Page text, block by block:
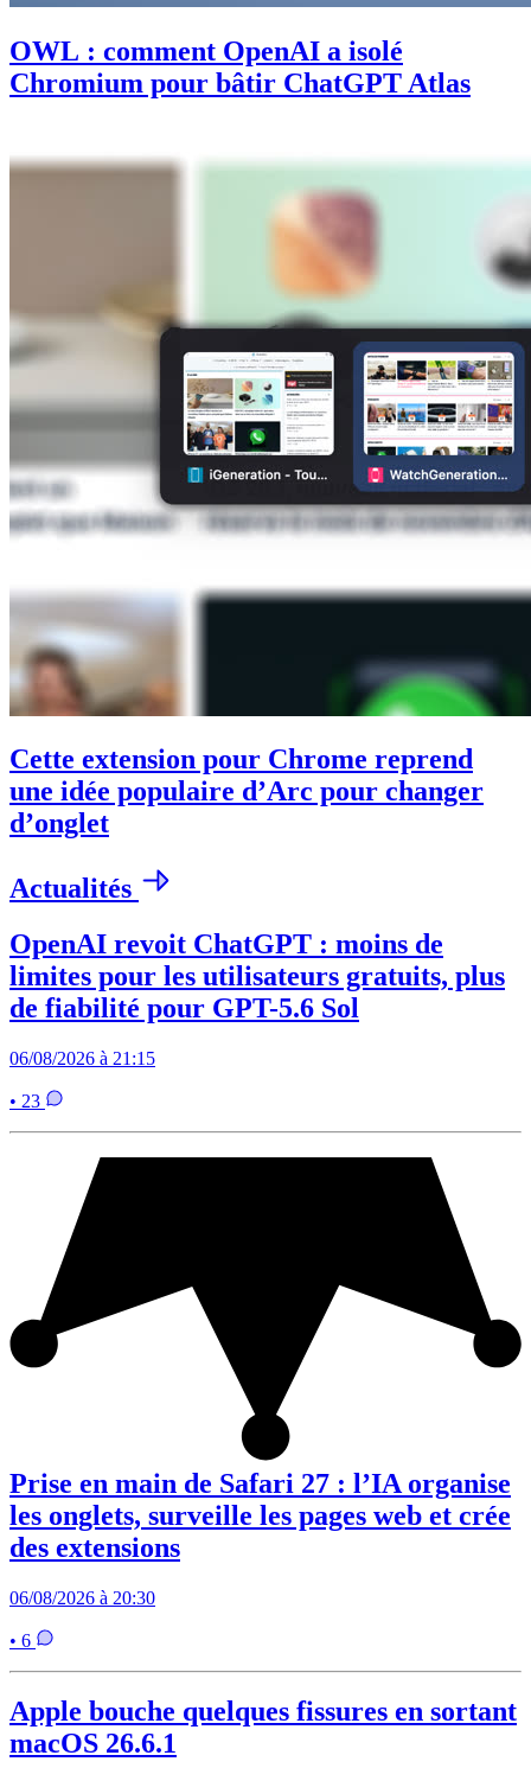
OWL : comment OpenAI a isolé
Chromium pour bâtir ChatGPT Atlas
Cette extension pour Chrome reprend
une idée populaire d’Arc pour changer
d’onglet
Actualités
OpenAI revoit ChatGPT : moins de
limites pour les utilisateurs gratuits, plus
de fiabilité pour GPT-5.6 Sol
06/08/2026 à 21:15
• 23
Prise en main de Safari 27 : l’IA organise
les onglets, surveille les pages web et crée
des extensions
06/08/2026 à 20:30
• 6
Apple bouche quelques fissures en sortant
macOS 26.6.1